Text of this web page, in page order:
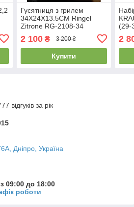
Гусятниця з грилем
34X24X13.5СМ Ringel
Zitrone RG-2108-34
2 100₴ 3 200 ₴
Купити
(29-
2
відгуків за рік
Дніпро, Україна
09:00 до 18:00
роботи